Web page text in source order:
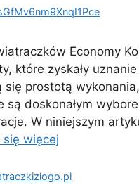
Economy
które zyskały
prostotą
są doskonałym
W niniejszym
się więcej